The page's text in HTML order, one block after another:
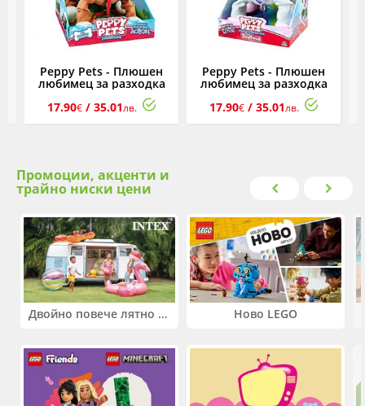
Peppy Pets - Плюшен
любимец за разходка
навън - Кафяво кученце
17.90€/ 35.01лв.
Peppy Pets - Плюшен
любимец за разходка
навън - Еднорог
17.90€/ 35.01лв.
Промоции, акценти и
трайно ниски цени
Двойно повече лятно забавление! Купи 2 продукта INTEX и вземи -33% Ново LEGO